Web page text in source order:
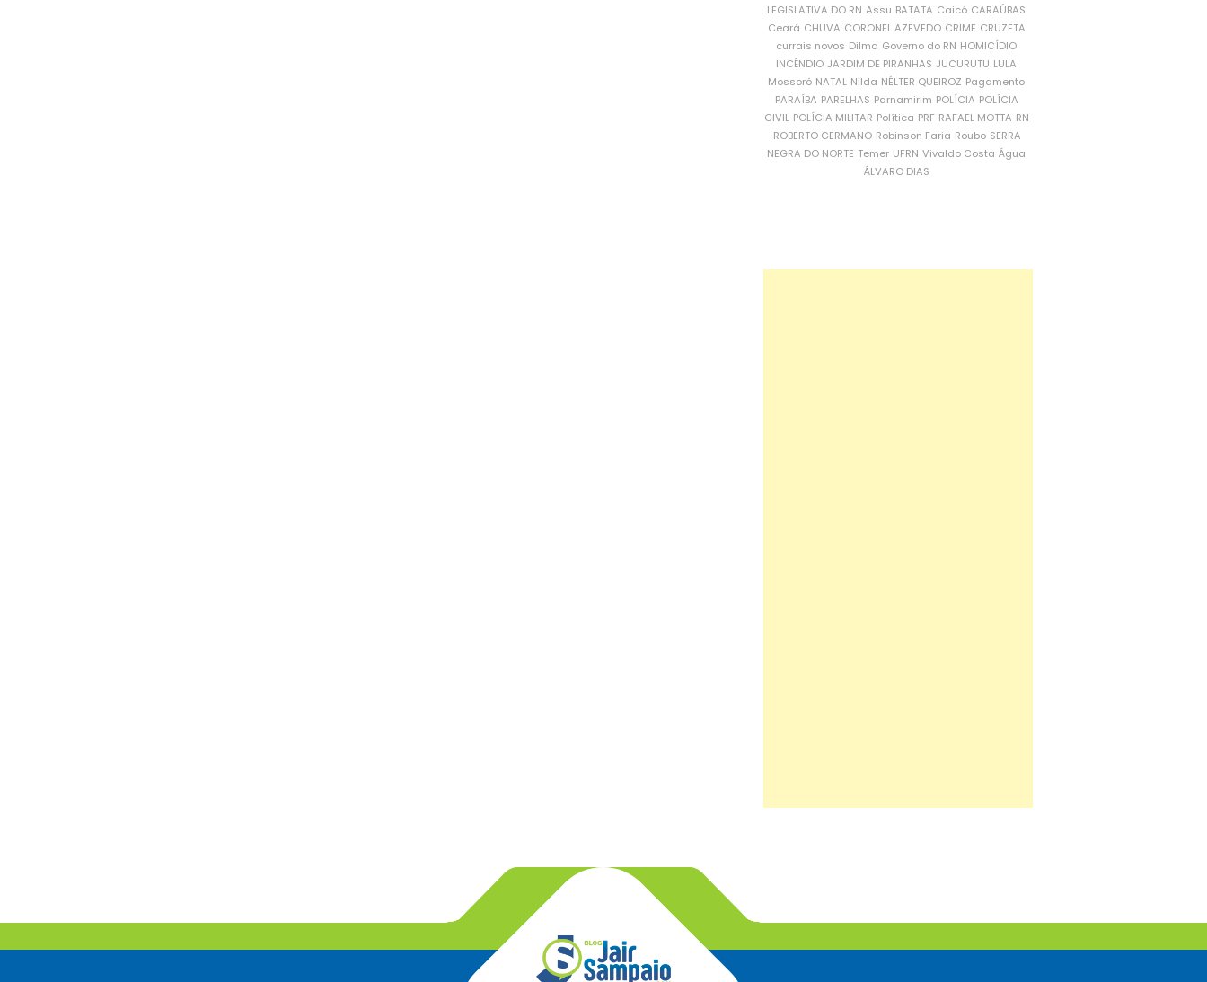
LEGISLATIVA DO RN Assu BATATA Caicó CARAÚBAS
Ceará CHUVA CORONEL AZEVEDO CRIME CRUZETA
currais novos Dilma Governo do RN HOMICÍDIO
INCÊNDIO JARDIM DE PIRANHAS JUCURUTU LULA
Mossoró NATAL Nilda NÉLTER QUEIROZ Pagamento
PARAÍBA PARELHAS Parnamirim POLÍCIA POLÍCIA
CIVIL POLÍCIA MILITAR Política PRF RAFAEL MOTTA RN
ROBERTO GERMANO Robinson Faria Roubo SERRA
NEGRA DO NORTE Temer UFRN Vivaldo Costa Água
ÁLVARO DIAS